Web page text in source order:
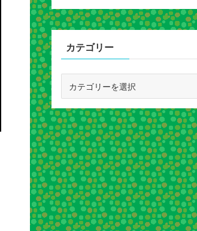
カ
イ
ブ
カテゴリー
ゴ
リ
ー